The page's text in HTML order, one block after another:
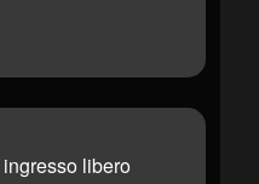
libero